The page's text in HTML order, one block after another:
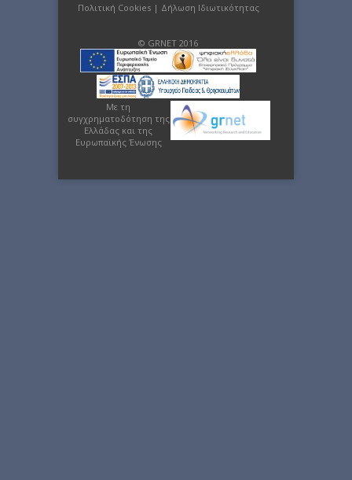
Πολιτική Cookies| Δήλωση Ιδιωτικότητας
© GRNET 2016
Με τη
συγχρηματοδότηση της
Ελλάδας και της
Ευρωπαϊκής Ένωσης